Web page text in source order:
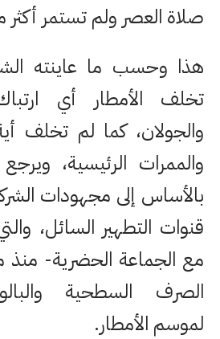
صلاة العصر ولم تستمر أكثر
هذا وحسب ما عاينته
تخلف الأمطار أي
والجولان، كما لم تخلف
والممرات الرئيسية،
بالأساس إلى مجهودات
قنوات التطهير السائل،
مع الجماعة الحضرية- منذ
الصرف السطحية
لموسم الأمطار.